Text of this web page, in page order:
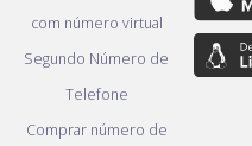
com número virtual
Segundo Número de
Telefone
Comprar número de